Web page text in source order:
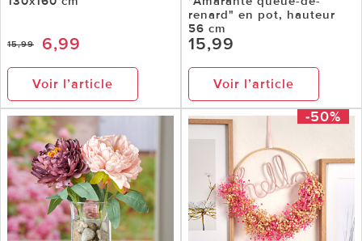
15,99 6,99
Voir l’article
renard" en pot, hauteur
56 cm
15,99
Voir l’article
-50%